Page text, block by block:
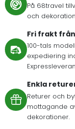
På 68travel
och
Fri frakt från
100-tals
expediering
Enkla
Returer och
mottagande
dekorationer.